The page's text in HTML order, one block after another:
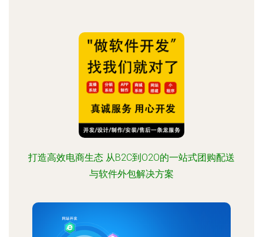
打造高效电商生态 从B2C到O2O的一站式团购配送
与软件外包解决方案